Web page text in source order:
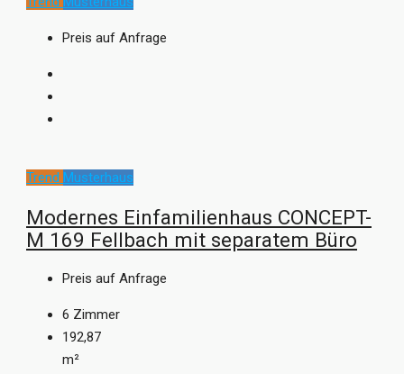
Preis auf Anfrage
Trend Musterhaus
Modernes Einfamilienhaus CONCEPT-
M 169 Fellbach mit separatem Büro
Preis auf Anfrage
6 Zimmer
192,87
m²